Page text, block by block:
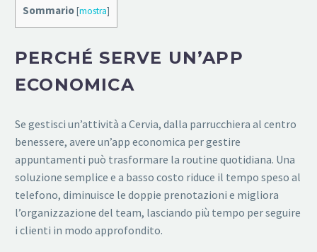
Sommario[mostra]
PERCHÉ SERVE UN’APP
ECONOMICA
Se gestisci un’attività a Cervia, dalla parrucchiera al centro
benessere, avere un’app economica per gestire
appuntamenti può trasformare la routine quotidiana. Una
soluzione semplice e a basso costo riduce il tempo speso al
telefono, diminuisce le doppie prenotazioni e migliora
l’organizzazione del team, lasciando più tempo per seguire
i clienti in modo approfondito.